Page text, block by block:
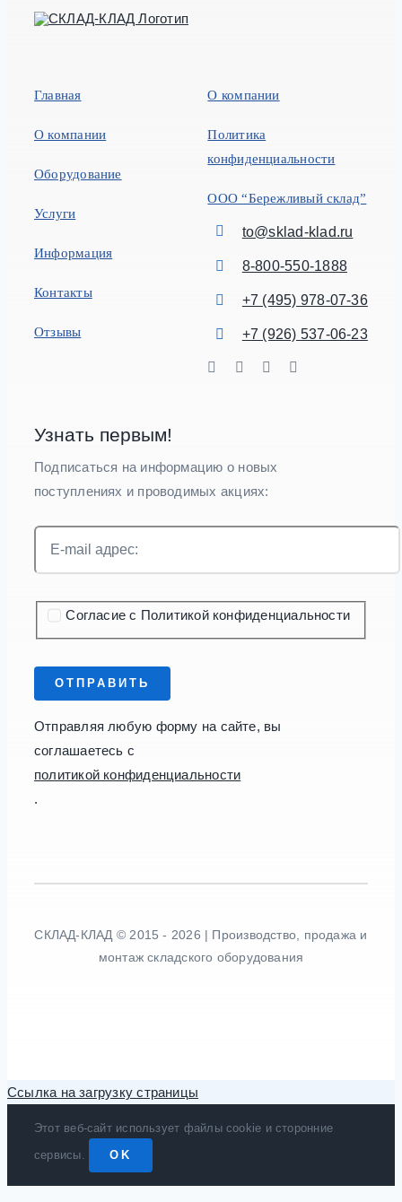
Главная
О компании
Оборудование
Услуги
Информация
Контакты
Отзывы
О компании
Политика
конфиденциальности
ООО “Бережливый склад”
to@sklad-klad.ru
8-800-550-1888
+7 (495) 978-07-36
+7 (926) 537-06-23
Узнать первым!
Подписаться на информацию о новых
поступлениях и проводимых акциях:
Согласие с Политикой конфиденциальности
ОТПРАВИТЬ
Отправляя любую форму на сайте, вы
соглашаетесь с
политикой конфиденциальности
.
СКЛАД-КЛАД © 2015 - 2026 | Производство, продажа и
монтаж складского оборудования
Ссылка на загрузку страницы
Этот веб-сайт использует файлы cookie и сторонние
сервисы.
OK